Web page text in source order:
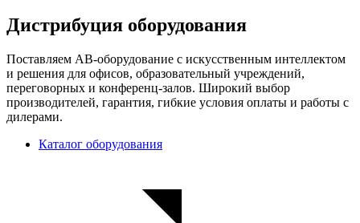
Дистрибуция оборудования
Поставляем АВ-оборудование с искусственным интеллектом
и решения для офисов, образовательный учреждений,
переговорных и конференц-залов. Широкий выбор
производителей, гарантия, гибкие условия оплаты и работы с
дилерами.
Каталог оборудования